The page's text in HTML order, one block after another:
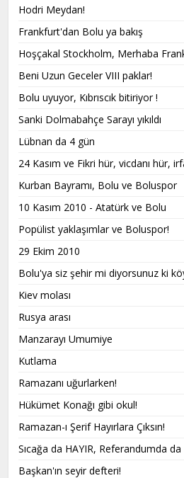
Hodri Meydan!
Frankfurt'dan Bolu ya bakış
Hoşçakal Stockholm, Merhaba
Beni Uzun Geceler VIII paklar!
Bolu uyuyor, Kıbrıscık bitiriyor !
Sanki Dolmabahçe Sarayı yıkıldı
Lübnan da 4 gün
24 Kasım ve Fikri hür, vicdanı hür,
Kurban Bayramı, Bolu ve Boluspor
10 Kasım 2010 - Atatürk ve Bolu
Popülist yaklaşımlar ve Boluspor!
29 Ekim 2010
Bolu'ya siz şehir mi diyorsunuz ki
Kiev molası
Rusya arası
Manzarayı Umumiye
Kutlama
Ramazanı uğurlarken!
Hükümet Konağı gibi okul!
Ramazan-ı Şerif Hayırlara Çıksın!
Sıcağa da HAYIR, Referandumda da
Başkan'ın seyir defteri!